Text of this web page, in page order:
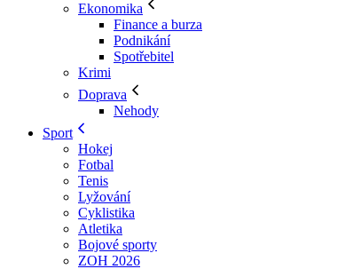
Ekonomika
Finance a burza
Podnikání
Spotřebitel
Krimi
Doprava
Nehody
Sport
Hokej
Fotbal
Tenis
Lyžování
Cyklistika
Atletika
Bojové sporty
ZOH 2026